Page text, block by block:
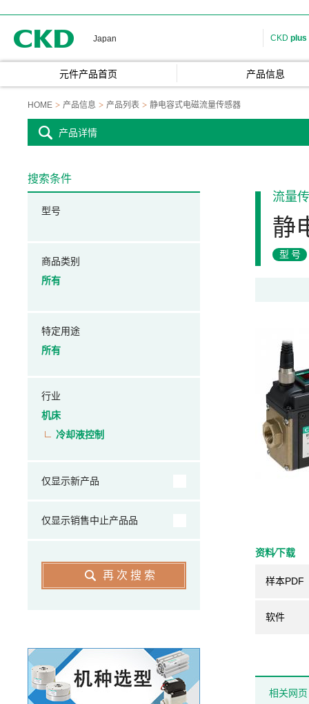
Japan CKD plus
元件产品首页 产品信息
HOME 产品信息 产品列表 静电容式电磁流量传感器
产品详情
流量
静
型号
资料⁄下载
样本PDF
软件
相关网页
搜索条件
型号
商品类别
所有
特定用途
所有
行业
机床
冷却液控制
仅显示新产品
仅显示销售中止产品品
再次搜索